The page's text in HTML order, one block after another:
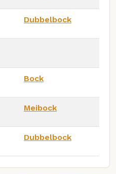
Dubbelbock
Bock
Meibock
Dubbelbock